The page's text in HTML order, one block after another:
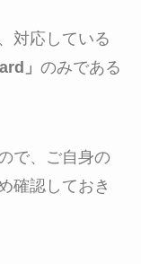
対応している
」 のみである
で、ご自身の
確認しておき